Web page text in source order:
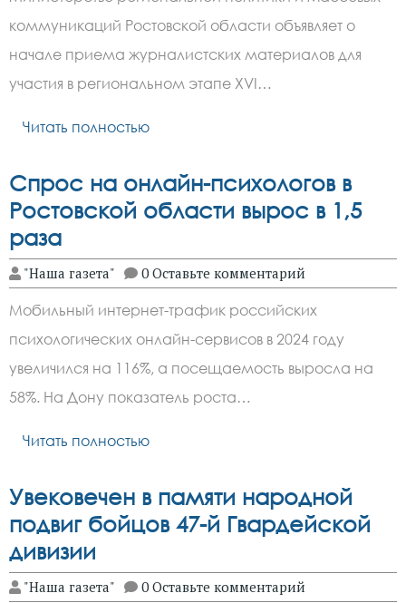
коммуникаций Ростовской области объявляет о
начале приема журналистских материалов для
участия в региональном этапе XVI…
Читать полностью
Спрос на онлайн-психологов в
Ростовской области вырос в 1,5
раза
"Наша газета" 0 Оставьте комментарий
Мобильный интернет-трафик российских
психологических онлайн-сервисов в 2024 году
увеличился на 116%, а посещаемость выросла на
58%. На Дону показатель роста…
Читать полностью
Увековечен в памяти народной
подвиг бойцов 47-й Гвардейской
дивизии
"Наша газета" 0 Оставьте комментарий